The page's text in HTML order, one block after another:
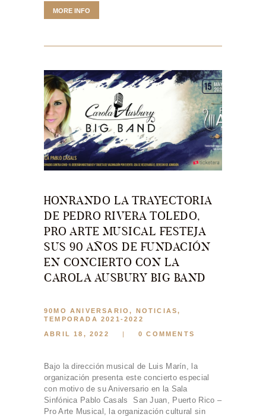
MORE INFO
HONRANDO LA TRAYECTORIA
DE PEDRO RIVERA TOLEDO,
PRO ARTE MUSICAL FESTEJA
SUS 90 AÑOS DE FUNDACIÓN
EN CONCIERTO CON LA
CAROLA AUSBURY BIG BAND
90MO ANIVERSARIO, NOTICIAS,
TEMPORADA 2021-2022
ABRIL 18, 2022 0 COMMENTS
Bajo la dirección musical de Luis Marín, la
organización presenta este concierto especial
con motivo de su Aniversario en la Sala
Sinfónica Pablo Casals San Juan, Puerto Rico –
Pro Arte Musical, la organización cultural sin